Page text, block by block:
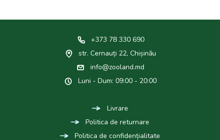
+373 78 330 690
str. Cernauți 22, Chișinău
info@zooland.md
Luni - Dum: 09:00 - 20:00
Livrare
Politica de returnare
Politica de confidențialitate